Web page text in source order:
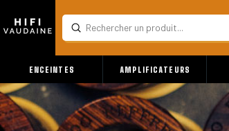
Search
Submit
ENCEINTES AMPLIFICATEURS